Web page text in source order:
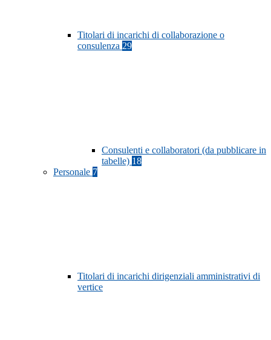
Titolari di incarichi di collaborazione o
consulenza 29
Consulenti e collaboratori (da pubblicare in
tabelle) 18
Personale 7
Titolari di incarichi dirigenziali amministrativi di
vertice